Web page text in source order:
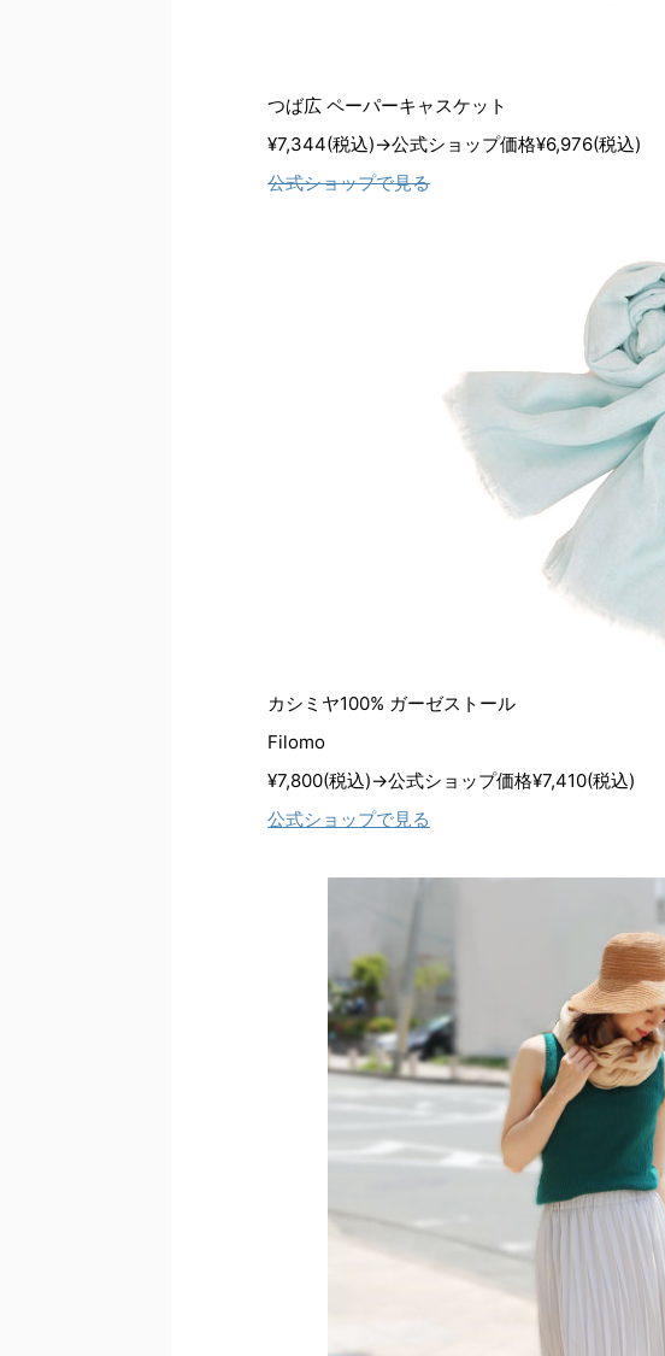
つば広 ペーパーキャスケット
¥7,344(税込)→公式ショップ価格¥6,976(税込)
公式ショップで見る
カシミヤ100% ガーゼストール
Filomo
¥7,800(税込)→公式ショップ価格¥7,410(税込)
公式ショップで見る